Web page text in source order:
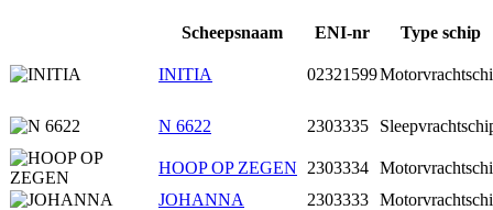
Scheepsnaam ENI-nr Type schip
INITIA 02321599
N 6622 2303335
HOOP OP ZEGEN 2303334
JOHANNA
2303333